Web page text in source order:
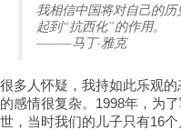
我相信中国将对自己的
起到“抗西化”的作用。
———马丁·雅克
很多人怀疑，我持如此乐观
的感情很复杂。1998年，为
世，当时我们的儿子只有16